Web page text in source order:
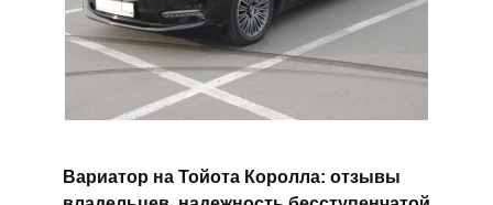
Вариатор на Тойота Королла: отзывы